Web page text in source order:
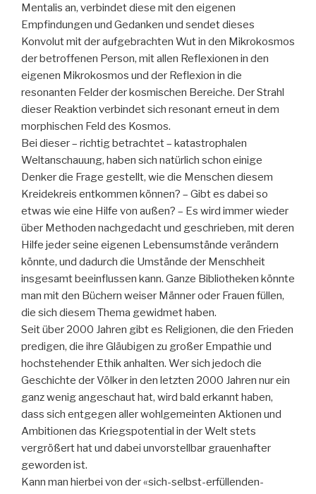
Mentalis an, verbindet diese mit den eigenen
Empfindungen und Gedanken und sendet dieses
Konvolut mit der aufgebrachten Wut in den Mikrokosmos
der betroffenen Person, mit allen Reflexionen in den
eigenen Mikrokosmos und der Reflexion in die
resonanten Felder der kosmischen Bereiche. Der Strahl
dieser Reaktion verbindet sich resonant erneut in dem
morphischen Feld des Kosmos.
Bei dieser – richtig betrachtet – katastrophalen
Weltanschauung, haben sich natürlich schon einige
Denker die Frage gestellt, wie die Menschen diesem
Kreidekreis entkommen können? – Gibt es dabei so
etwas wie eine Hilfe von außen? – Es wird immer wieder
über Methoden nachgedacht und geschrieben, mit deren
Hilfe jeder seine eigenen Lebensumstände verändern
könnte, und dadurch die Umstände der Menschheit
insgesamt beeinflussen kann. Ganze Bibliotheken könnte
man mit den Büchern weiser Männer oder Frauen füllen,
die sich diesem Thema gewidmet haben.
Seit über 2000 Jahren gibt es Religionen, die den Frieden
predigen, die ihre Gläubigen zu großer Empathie und
hochstehender Ethik anhalten. Wer sich jedoch die
Geschichte der Völker in den letzten 2000 Jahren nur ein
ganz wenig angeschaut hat, wird bald erkannt haben,
dass sich entgegen aller wohlgemeinten Aktionen und
Ambitionen das Kriegspotential in der Welt stets
vergrößert hat und dabei unvorstellbar grauenhafter
geworden ist.
Kann man hierbei von der «sich-selbst-erfüllenden-